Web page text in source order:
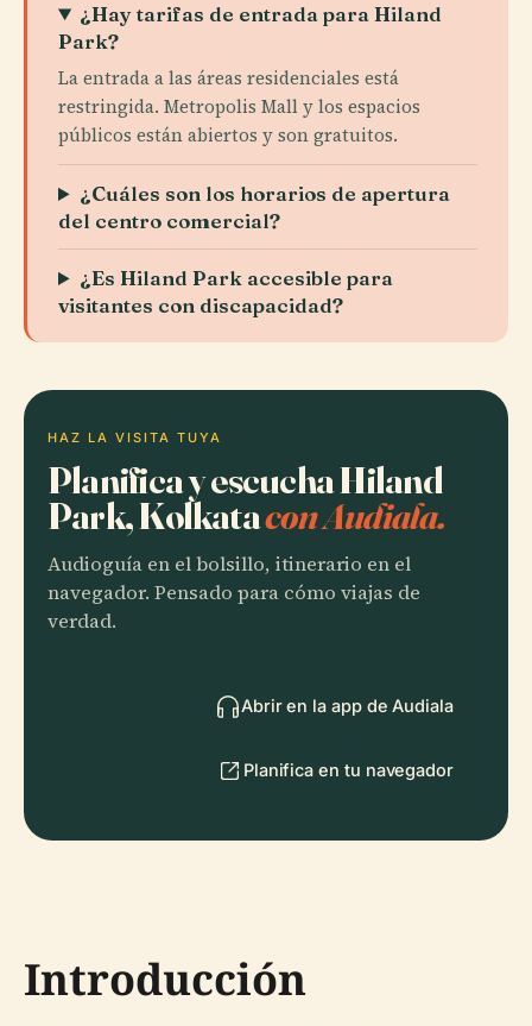
¿Hay tarifas de entrada para Hiland
Park?
La entrada a las áreas residenciales está
restringida. Metropolis Mall y los espacios
públicos están abiertos y son gratuitos.
¿Cuáles son los horarios de apertura
del centro comercial?
¿Es Hiland Park accesible para
visitantes con discapacidad?
HAZ LA VISITA TUYA
Planifica y escucha Hiland
Park, Kolkatacon Audiala.
Audioguía en el bolsillo, itinerario en el
navegador. Pensado para cómo viajas de
verdad.
Abrir en la app de Audiala
Planifica en tu navegador
Introducción